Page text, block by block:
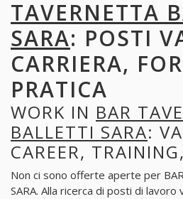
TAVERNETTA
SARA: POSTI
CARRIERA,
PRATICA
WORK IN BAR
BALLETTI SARA:
CAREER,
Non ci sono offerte aperte per
SARA. Alla ricerca di posti di